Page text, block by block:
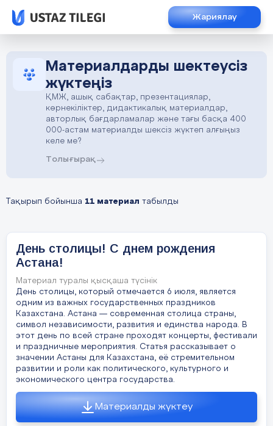
Жариялау
Материалдарды шектеусіз
жүктеңіз
ҚМЖ, ашық сабақтар, презентациялар,
көрнекіліктер, дидактикалық материалдар,
авторлық бағдарламалар және тағы басқа 400
000-астам материалды шексіз жүктеп алғыңыз
келе ме?
Толығырақ
Тақырып бойынша 11 материал табылды
День столицы! С днем рождения
Астана!
Материал туралы қысқаша түсінік
День столицы, который отмечается 6 июля, является
одним из важных государственных праздников
Казахстана. Астана — современная столица страны,
символ независимости, развития и единства народа. В
этот день по всей стране проходят концерты, фестивали
и праздничные мероприятия. Статья рассказывает о
значении Астаны для Казахстана, её стремительном
развитии и роли как политического, культурного и
экономического центра государства.
Материалды жүктеу